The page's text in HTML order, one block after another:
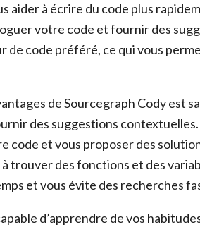
aider à écrire du code plus
votre code et fournir des
code préféré, ce qui vous
de Sourcegraph Cody est
des suggestions
code et vous proposer des
trouver des fonctions et des
et vous évite des recherches
d’apprendre de vos